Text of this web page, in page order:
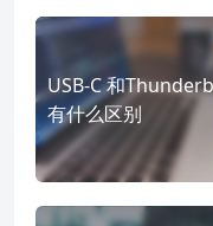
USB-C 和
有什么区别